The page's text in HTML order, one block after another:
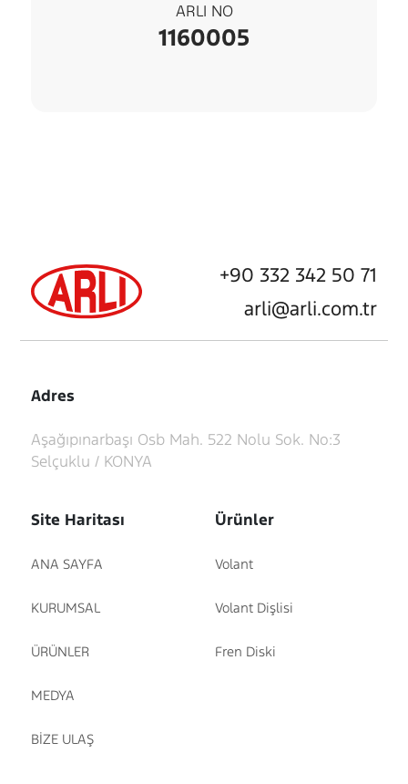
ARLI NO
1160005
+90 332 342 50 71
arli@arli.com.tr
Adres
Aşağıpınarbaşı Osb Mah. 522 Nolu Sok. No:3
Selçuklu / KONYA
Site Haritası
ANA SAYFA
KURUMSAL
ÜRÜNLER
MEDYA
BİZE ULAŞ
Ürünler
Volant
Volant Dişlisi
Fren Diski